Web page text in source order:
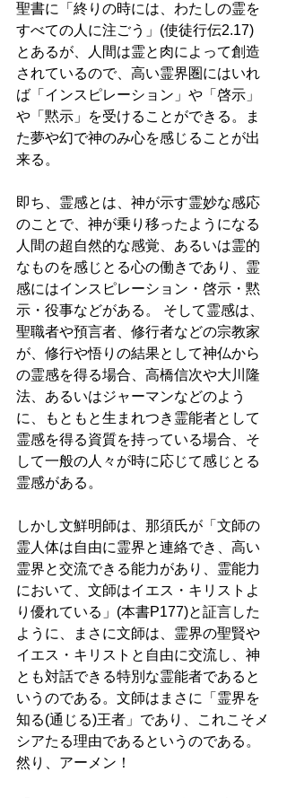
聖書に「終りの時には、わたしの霊を
すべての人に注ごう」(使徒行伝2.17)
とあるが、人間は霊と肉によって創造
されているので、高い霊界圏にはいれ
ば「インスピレーション」や「啓示」
や「黙示」を受けることができる。ま
た夢や幻で神のみ心を感じることが出
来る。
即ち、霊感とは、神が示す霊妙な感応
のことで、神が乗り移ったようになる
人間の超自然的な感覚、あるいは霊的
なものを感じとる心の働きであり、霊
感にはインスピレーション・啓示・黙
示・役事などがある。 そして霊感は、
聖職者や預言者、修行者などの宗教家
が、修行や悟りの結果として神仏から
の霊感を得る場合、高橋信次や大川隆
法、あるいはジャーマンなどのよう
に、もともと生まれつき霊能者として
霊感を得る資質を持っている場合、そ
して一般の人々が時に応じて感じとる
霊感がある。
しかし文鮮明師は、那須氏が「文師の
霊人体は自由に霊界と連絡でき、高い
霊界と交流できる能力があり、霊能力
において、文師はイエス・キリストよ
り優れている」(本書P177)と証言した
ように、まさに文師は、霊界の聖賢や
イエス・キリストと自由に交流し、神
とも対話できる特別な霊能者であると
いうのである。文師はまさに「霊界を
知る(通じる)王者」であり、これこそメ
シアたる理由であるというのである。
然り、アーメン！